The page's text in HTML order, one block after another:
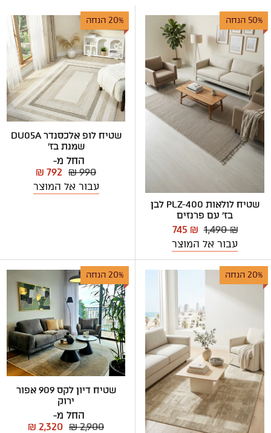
50% הנחה
שטיח לולאות PLZ-400 לבן
בז' עם פרנזים
1,490 ₪
745 ₪
עבור אל המוצר
20% הנחה
שטיח לופ אלכסנדר DU05A
שמנת בז'
החל מ-
₪ 990
₪ 792
עבור אל המוצר
20% הנחה 20% הנחה
שטיח דיון לקס 909 אפור
ירוק
החל מ-
₪ 2,900
₪ 2,320